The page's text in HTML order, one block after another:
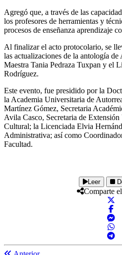
Agregó que, a través de las
los profesores de herramientas y
procesos de enseñanza aprendizaje
Al finalizar el acto protocolario, se
las actualizaciones de la antología
Maestra Tania Pedraza Tuxpan y el
Rodríguez.
Este evento, fue presidido por la
la Academia Universitaria de
Martínez Gómez, Secretaria
Avila Casco, Secretaria de
Cultural; la Licenciada Elvia
Administrativa; así como
Facultad.
Leer
Comparte